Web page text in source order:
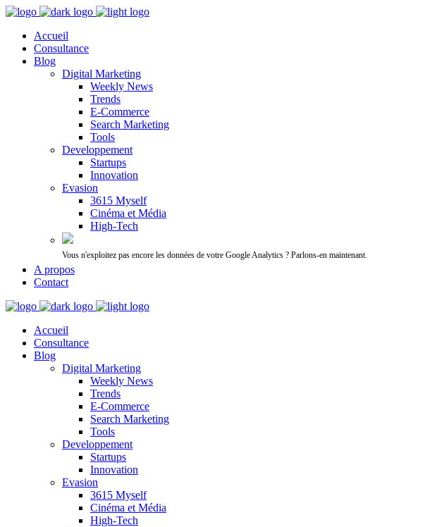
Accueil
Consultance
Blog
Digital Marketing
Weekly News
Trends
E-Commerce
Search Marketing
Tools
Developpement
Startups
Innovation
Evasion
3615 Myself
Cinéma et Média
High-Tech
Vous n'exploitez pas encore les données de votre Google Analytics ? Parlons-en maintenant.
A propos
Contact
Accueil
Consultance
Blog
Digital Marketing
Weekly News
Trends
E-Commerce
Search Marketing
Tools
Developpement
Startups
Innovation
Evasion
3615 Myself
Cinéma et Média
High-Tech